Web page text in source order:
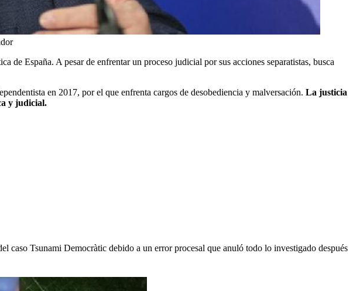
España. A pesar de enfrentar un proceso judicial por sus acciones separatistas, busca
en 2017, por el que enfrenta cargos de desobediencia y malversación. La justicia
y judicial.
Tsunami Democràtic debido a un error procesal que anuló todo lo investigado después